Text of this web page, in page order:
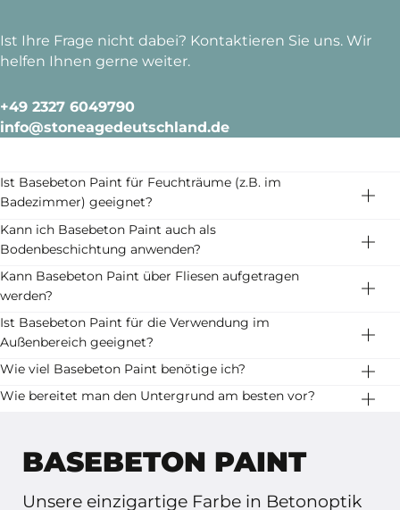
Ist Ihre Frage nicht dabei? Kontaktieren Sie uns. Wir
helfen Ihnen gerne weiter.
+49 2327 6049790
info@stoneagedeutschland.de
Ist Basebeton Paint für Feuchträume (z.B. im
Badezimmer) geeignet?
Basebeton Paint kann auch in Feuchträumen
angewendet werden. Für einen optimalen Schutz in
Feuchträumen muss Basebeton Paint mit dem
Basebeton Paint - Coating/Versiegelung geschützt
im direkten Nassbereich geeignet.
Kann ich Basebeton Paint auch als
Bodenbeschichtung anwenden?
Basebeton Paint ist nicht als Bodenbeschichtung
geeignet. Für die Oberflächengestaltung Ihrer Böden
empfehlen wir Ihnen eines unserer anderen Produkte
wie z.B. Basebeton Solid, Basebeton Xtreme oder
Kann Basebeton Paint über Fliesen aufgetragen
werden?
Ja, das ist möglich. Geflieste Wände sollten allerdings
vor dem Auftragen von Basebeton Paint mit der Hilfe
eines Diamantschleifers glatt geschliffen und
vorgespachtelt werden. Weitere Informationen hierzu
finden Sie in der Gebrauchsanweisung vom Basebeton
Ist Basebeton Paint für die Verwendung im
Außenbereich geeignet?
Nein, Basebeton Paint ist nur für den Innenbereich
geeignet und nicht für die Anwendung im
Wie viel Basebeton Paint benötige ich?
Mit 1 kg Basebeton Paint können Sie ca. 4 m²
der Verbrauch höher sein.
Wie bereitet man den Untergrund am besten vor?
Vorbereitungsmethode kann je nach Untergrund
konsultieren uns für nähere Informationen. Grundieren
BASEBETON PAINT
Unsere einzigartige Farbe in Betonoptik